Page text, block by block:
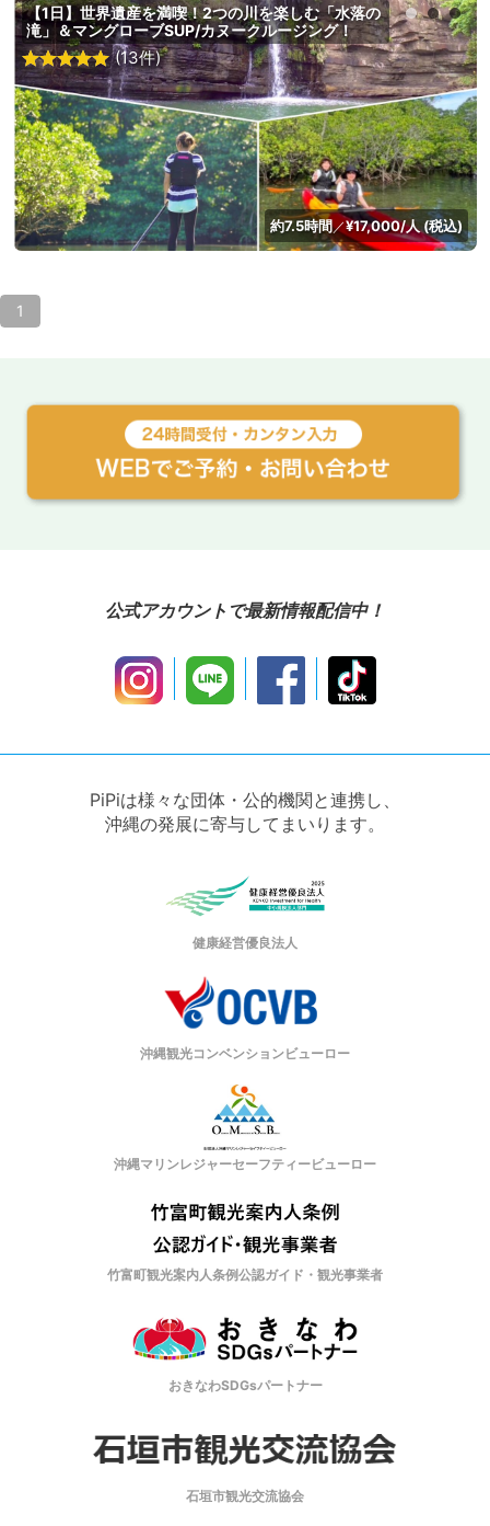
【1日】世界遺産を満喫！2つの川を楽しむ「水落の
滝」＆マングローブSUP/カヌークルージング！
(13件)
約7.5時間／¥17,000/人 (税込)
1
公式アカウントで最新情報配信中！
PiPiは様々な団体・公的機関と連携し、
沖縄の発展に寄与してまいります。
健康経営優良法人
沖縄観光コンベンションビューロー
沖縄マリンレジャーセーフティービューロー
竹富町観光案内人条例公認ガイド・観光事業者
おきなわSDGsパートナー
石垣市観光交流協会